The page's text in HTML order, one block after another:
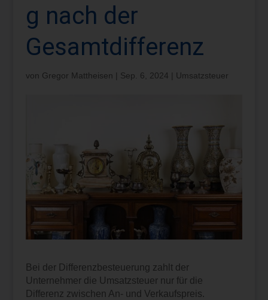
g nach der
Gesamtdifferenz
von Gregor Mattheisen Sep. 6, 2024 Umsatzsteuer
Bei der Differenzbesteuerung zahlt der
Unternehmer die Umsatzsteuer nur für die
Differenz zwischen An- und Verkaufspreis.